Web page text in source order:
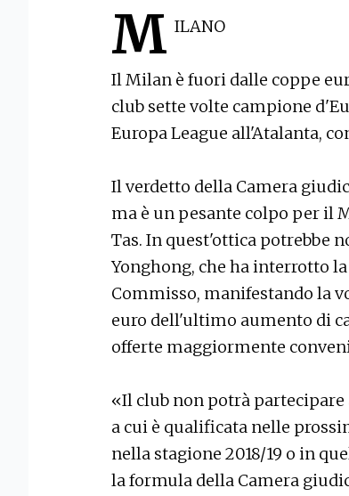
M ILANO
Il Milan è fuori dalle coppe
club sette volte campione
Europa League all'Atalanta,
Il verdetto della Camera
ma è un pesante colpo per il
Tas. In quest'ottica potrebbe
Yonghong, che ha interrotto
Commisso, manifestando la
euro dell'ultimo aumento di
offerte maggiormente
«Il club non potrà
a cui è qualificata nelle
nella stagione 2018/19 o in
la formula della Camera